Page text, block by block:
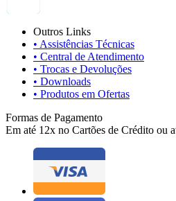
Outros Links
• Assistências Técnicas
• Central de Atendimento
• Trocas e Devoluções
• Downloads
• Produtos em Ofertas
Formas de Pagamento
Em até 12x no Cartões de Crédito ou